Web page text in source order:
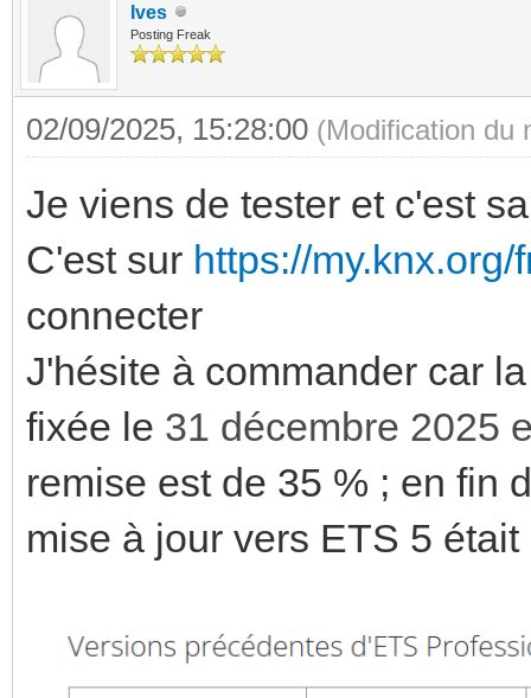
Ives
Posting Freak
02/09/2025, 15:28:00 (Modification du
Je viens de tester et c'est
C'est sur https://
connecter
J'hésite à commander car
fixée le 31 décembre 2025
remise est de 35 % ; en fin
mise à jour vers ETS 5 était